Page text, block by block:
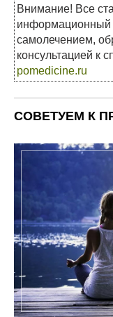
Внимание! Все
информационный
самолечением,
консультацией к
pomedicine.ru
СОВЕТУЕМ К